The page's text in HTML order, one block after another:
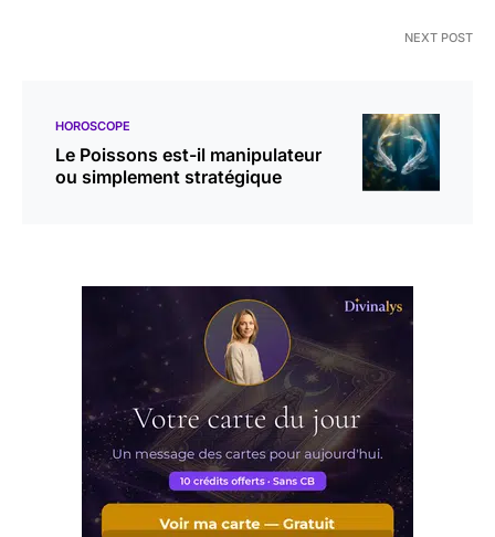
NEXT POST
HOROSCOPE
Le Poissons est-il manipulateur
ou simplement stratégique